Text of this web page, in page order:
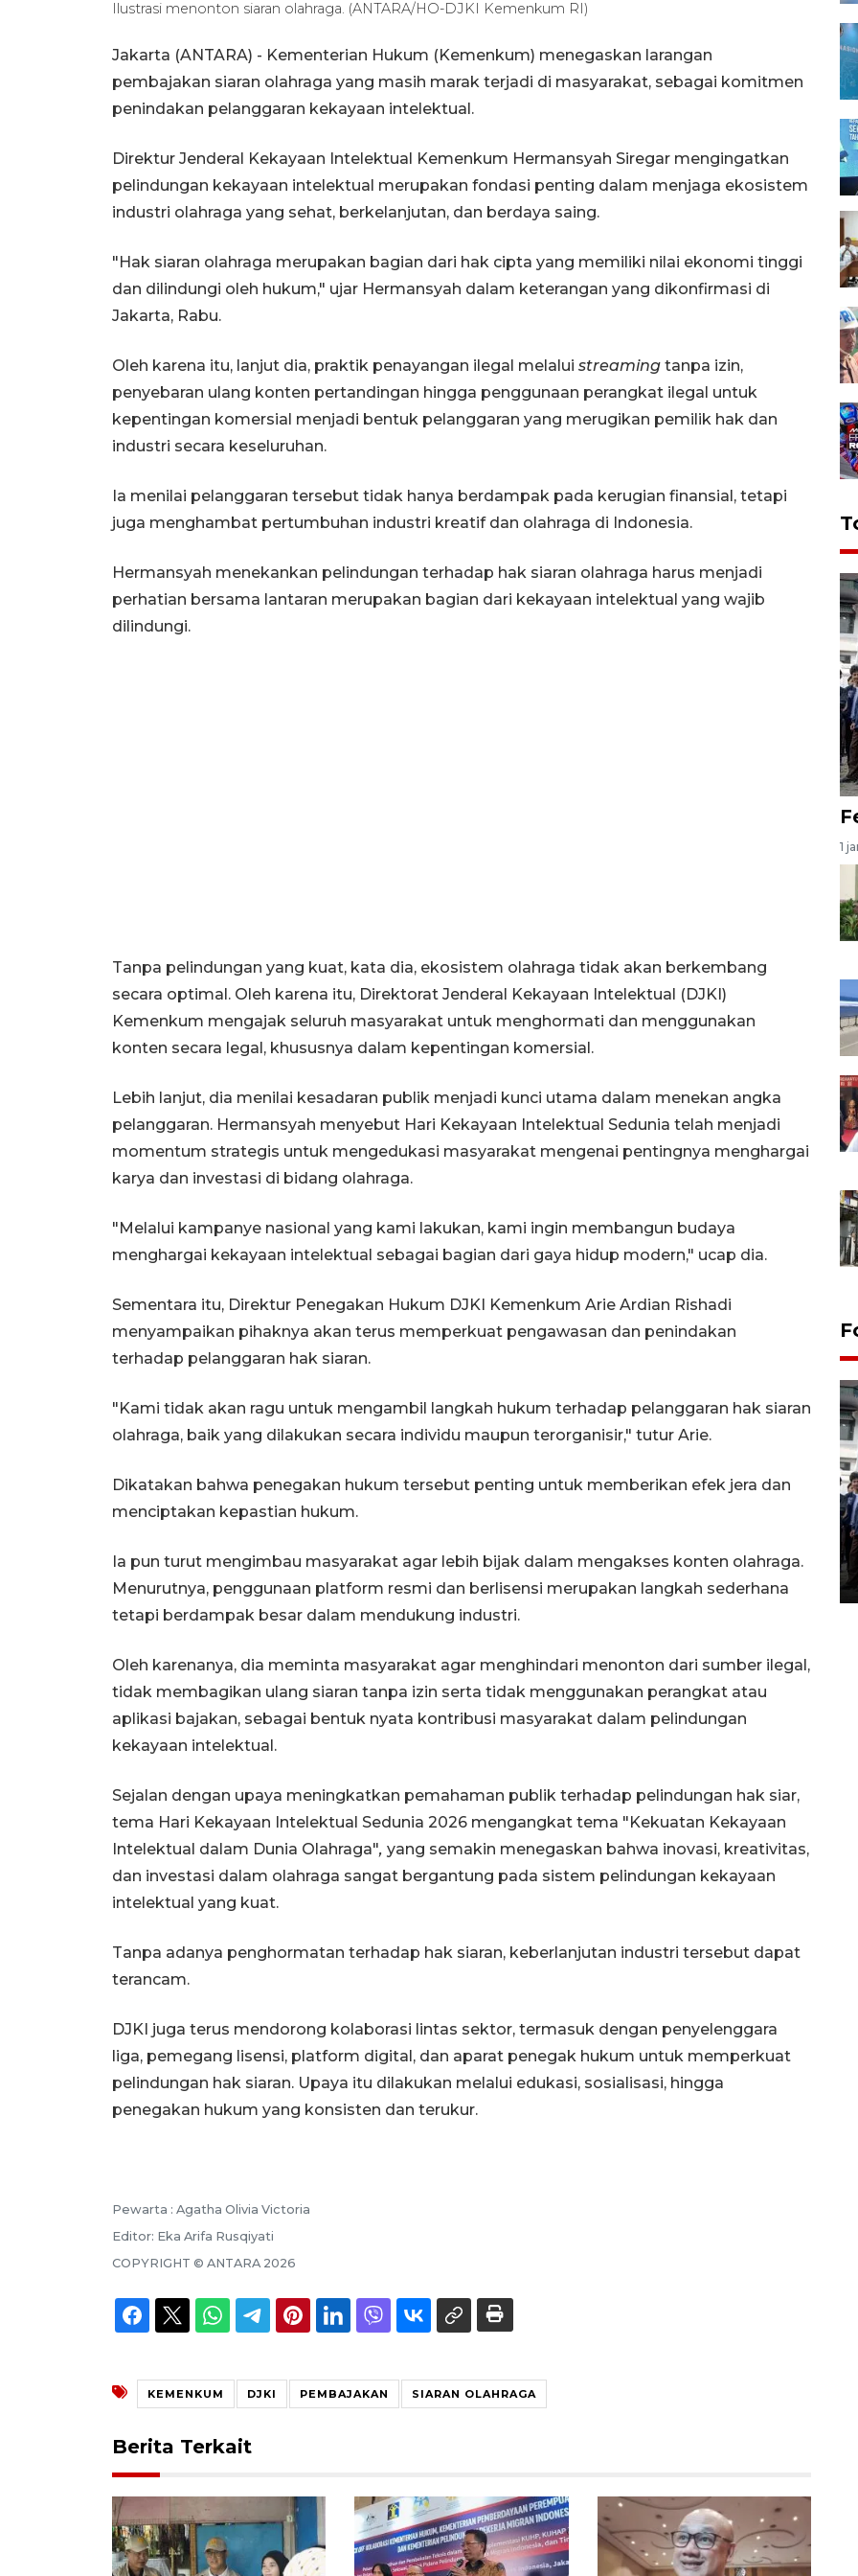
Ilustrasi menonton siaran olahraga. (ANTARA/HO-DJKI Kemenkum RI)
Jakarta (ANTARA) - Kementerian Hukum (Kemenkum) menegaskan larangan
pembajakan siaran olahraga yang masih marak terjadi di masyarakat, sebagai komitmen
penindakan pelanggaran kekayaan intelektual.
Direktur Jenderal Kekayaan Intelektual Kemenkum Hermansyah Siregar mengingatkan
pelindungan kekayaan intelektual merupakan fondasi penting dalam menjaga ekosistem
industri olahraga yang sehat, berkelanjutan, dan berdaya saing.
"Hak siaran olahraga merupakan bagian dari hak cipta yang memiliki nilai ekonomi tinggi
dan dilindungi oleh hukum," ujar Hermansyah dalam keterangan yang dikonfirmasi di
Jakarta, Rabu.
Oleh karena itu, lanjut dia, praktik penayangan ilegal melalui streaming tanpa izin,
penyebaran ulang konten pertandingan hingga penggunaan perangkat ilegal untuk
kepentingan komersial menjadi bentuk pelanggaran yang merugikan pemilik hak dan
industri secara keseluruhan.
Ia menilai pelanggaran tersebut tidak hanya berdampak pada kerugian finansial, tetapi
juga menghambat pertumbuhan industri kreatif dan olahraga di Indonesia.
Hermansyah menekankan pelindungan terhadap hak siaran olahraga harus menjadi
perhatian bersama lantaran merupakan bagian dari kekayaan intelektual yang wajib
dilindungi.
Tanpa pelindungan yang kuat, kata dia, ekosistem olahraga tidak akan berkembang
secara optimal. Oleh karena itu, Direktorat Jenderal Kekayaan Intelektual (DJKI)
Kemenkum mengajak seluruh masyarakat untuk menghormati dan menggunakan
konten secara legal, khususnya dalam kepentingan komersial.
Lebih lanjut, dia menilai kesadaran publik menjadi kunci utama dalam menekan angka
pelanggaran. Hermansyah menyebut Hari Kekayaan Intelektual Sedunia telah menjadi
momentum strategis untuk mengedukasi masyarakat mengenai pentingnya menghargai
karya dan investasi di bidang olahraga.
"Melalui kampanye nasional yang kami lakukan, kami ingin membangun budaya
menghargai kekayaan intelektual sebagai bagian dari gaya hidup modern," ucap dia.
Sementara itu, Direktur Penegakan Hukum DJKI Kemenkum Arie Ardian Rishadi
menyampaikan pihaknya akan terus memperkuat pengawasan dan penindakan
terhadap pelanggaran hak siaran.
"Kami tidak akan ragu untuk mengambil langkah hukum terhadap pelanggaran hak siaran
olahraga, baik yang dilakukan secara individu maupun terorganisir," tutur Arie.
Dikatakan bahwa penegakan hukum tersebut penting untuk memberikan efek jera dan
menciptakan kepastian hukum.
Ia pun turut mengimbau masyarakat agar lebih bijak dalam mengakses konten olahraga.
Menurutnya, penggunaan platform resmi dan berlisensi merupakan langkah sederhana
tetapi berdampak besar dalam mendukung industri.
Oleh karenanya, dia meminta masyarakat agar menghindari menonton dari sumber ilegal,
tidak membagikan ulang siaran tanpa izin serta tidak menggunakan perangkat atau
aplikasi bajakan, sebagai bentuk nyata kontribusi masyarakat dalam pelindungan
kekayaan intelektual.
Sejalan dengan upaya meningkatkan pemahaman publik terhadap pelindungan hak siar,
tema Hari Kekayaan Intelektual Sedunia 2026 mengangkat tema "Kekuatan Kekayaan
Intelektual dalam Dunia Olahraga", yang semakin menegaskan bahwa inovasi, kreativitas,
dan investasi dalam olahraga sangat bergantung pada sistem pelindungan kekayaan
intelektual yang kuat.
Tanpa adanya penghormatan terhadap hak siaran, keberlanjutan industri tersebut dapat
terancam.
DJKI juga terus mendorong kolaborasi lintas sektor, termasuk dengan penyelenggara
liga, pemegang lisensi, platform digital, dan aparat penegak hukum untuk memperkuat
pelindungan hak siaran. Upaya itu dilakukan melalui edukasi, sosialisasi, hingga
penegakan hukum yang konsisten dan terukur.
Pewarta : Agatha Olivia Victoria
Editor: Eka Arifa Rusqiyati
COPYRIGHT © ANTARA 2026
KEMENKUM DJKI PEMBAJAKAN SIARAN OLAHRAGA
Berita Terkait
1
ANTARA Biro DIY